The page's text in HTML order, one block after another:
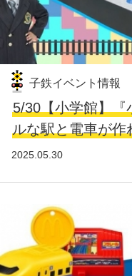
子鉄イベント情報
5/30【小学館】『
ルな駅と電車が作
2025.05.30